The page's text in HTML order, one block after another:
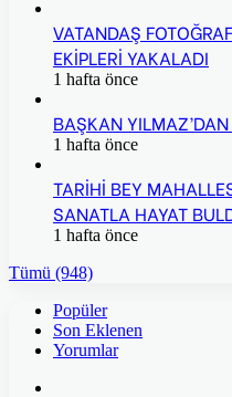
VATANDAŞ
EKİPLERİ YAKALADI
1 hafta önce
BAŞKAN
1 hafta önce
TARİHİ BEY
SANATLA HAYAT
1 hafta önce
Tümü (948)
Popüler
Son Eklenen
Yorumlar